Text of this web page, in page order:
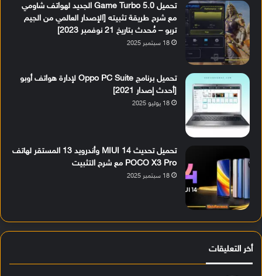
تحميل Game Turbo 5.0 الجديد لهواتف شاومي
مع شرح طريقة تثبيته [الإصدار العالمي من الجيم
تربو – مُحدث بتاريخ 21 نوفمبر 2023]
18 سبتمبر 2025
تحميل برنامج Oppo PC Suite لإدارة هواتف أوبو
[أحدث إصدار 2021]
18 يوليو 2025
تحميل تحديث MIUI 14 وأندرويد 13 المستقر لهاتف
POCO X3 Pro مع شرح التثبيت
18 سبتمبر 2025
أخر التعليقات